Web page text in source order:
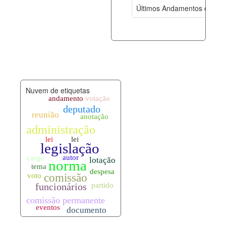
Últimos Andamentos de
documento_andamento.xml 07-08-
palavras_chave.xml 07-08-
legislacao_norma_anotacoes.xml
Nuvem de etiquetas